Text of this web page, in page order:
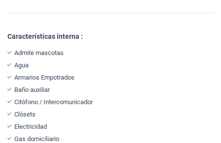
Características interna :
Admite mascotas
Agua
Armarios Empotrados
Baño auxiliar
Citófono / Intercomunicador
Clósets
Electricidad
Gas domiciliario